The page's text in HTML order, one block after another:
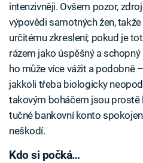
intenzivněji. Ovšem pozor,
výpovědi samotných žen,
určitému zkreslení; pokud je
rázem jako úspěšný a
ho může více vážit a podobně
jakkoli třeba biologicky
takovým boháčem jsou prostě
tučné bankovní konto
neškodí.
Kdo si počká…